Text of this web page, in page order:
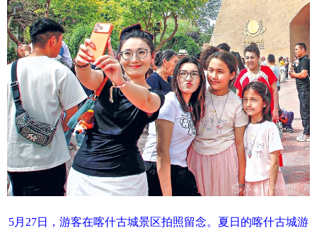
5月27日，游客在喀什古城景区拍照留念。夏日的喀什古城游